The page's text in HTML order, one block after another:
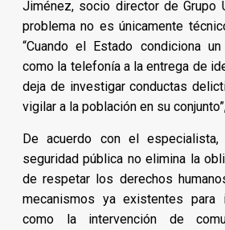
Jiménez, socio director de Grupo
problema no es únicamente
“Cuando el Estado condiciona
como la telefonía a la entrega de
deja de investigar conductas
vigilar a la población en su
De acuerdo con el
seguridad pública no elimina la
de respetar los derechos
mecanismos ya existentes para
como la intervención de